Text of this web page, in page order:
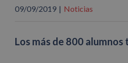
09/09/2019 | Noticias
Los más de 800